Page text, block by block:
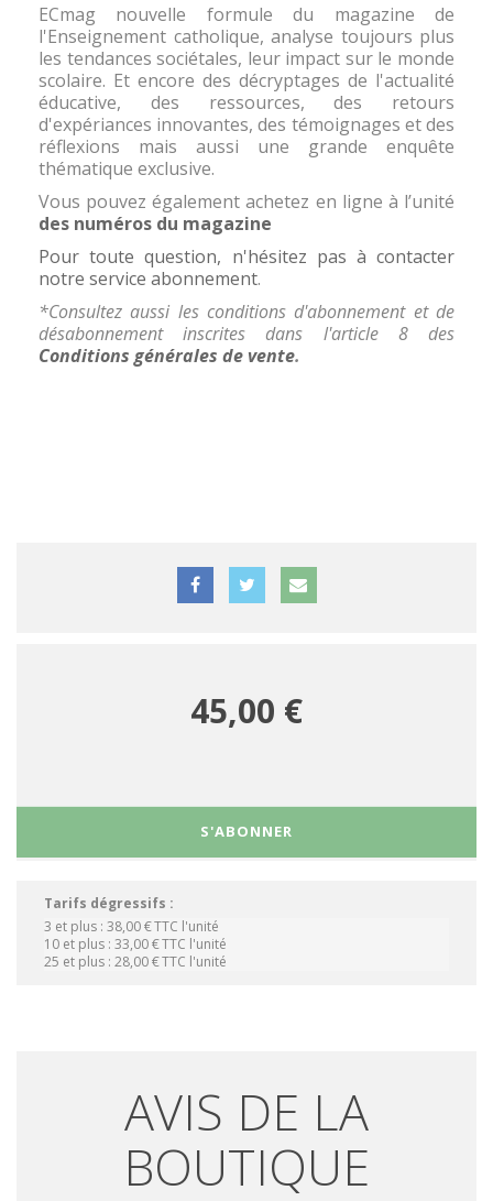
ECmag nouvelle formule du magazine de
l'Enseignement catholique, analyse toujours plus
les tendances sociétales, leur impact sur le monde
scolaire. Et encore des décryptages de l'actualité
éducative, des ressources, des retours
d'expériances innovantes, des témoignages et des
réflexions mais aussi une grande enquête
thématique exclusive.
Vous pouvez également achetez en ligne à l’unité
des numéros du magazine
Pour toute question, n'hésitez pas à contacter
notre service abonnement.
*Consultez aussi les conditions d'abonnement et de
désabonnement inscrites dans l'article 8 des
Conditions générales de vente.
45,00 €
S'ABONNER
Tarifs dégressifs :
3 et plus : 38,00 €TTC l'unité
10 et plus : 33,00 €TTC l'unité
25 et plus : 28,00 €TTC l'unité
AVIS DE LA
BOUTIQUE